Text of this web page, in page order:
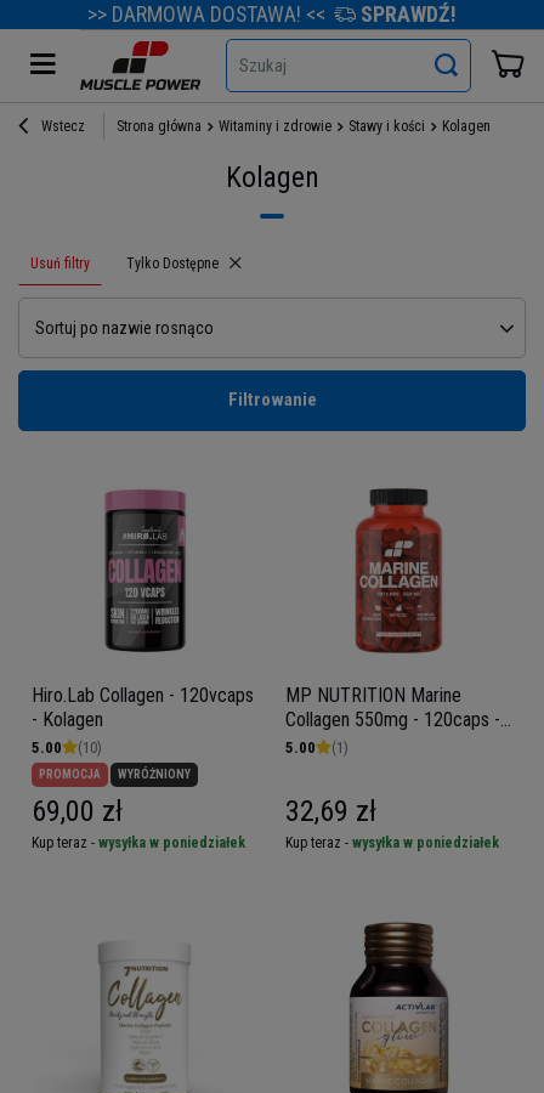
>> DARMOWA DOSTAWA! << SPRAWDŹ!
Szukaj
Wstecz Strona główna Witaminy i zdrowie Stawy i kości Kolagen
Kolagen
Usuń filtry Usuń filtr
Tylko Dostępne
Sortuj po nazwie rosnąco
Filtrowanie
Hiro.Lab Collagen - 120vcaps
- Kolagen
5.00 (10)
PROMOCJA WYRÓŻNIONY
69,00 zł
Kup teraz - wysyłka w poniedziałek
MP NUTRITION Marine
Collagen 550mg - 120caps -
Kolagen Rybi Naticol
5.00 (1)
32,69 zł
Kup teraz - wysyłka w poniedziałek